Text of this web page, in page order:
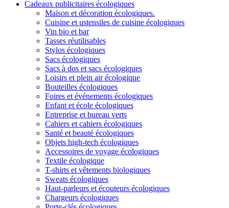
Cadeaux publicitaires écologiques
Maison et décoration écologiques.
Cuisine et ustensiles de cuisine écologiques
Vin bio et bar
Tasses réutilisables
Stylos écologiques
Sacs écologiques
Sacs à dos et sacs écologiques
Loisirs et plein air écologique
Bouteilles écologiques
Foires et événements écologiques
Enfant et école écologiques
Entreprise et bureau verts
Cahiers et cahiers écologiques
Santé et beauté écologiques
Objets high-tech écologiques
Accessoires de voyage écologiques
Textile écologique
T-shirts et vêtements biologiques
Sweats écologiques
Haut-parleurs et écouteurs écologiques
Chargeurs écologiques